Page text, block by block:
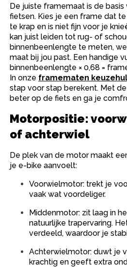
De juiste framemaat is de
fietsen. Kies je een frame dat
te krap en is niet fijn voor je
kan juist leiden tot rug- of
binnenbeenlengte te meten,
maat bij jou past. Een handige
binnenbeenlengte × 0,68 =
In onze framematen
stap voor stap berekent. Met
beter op de fiets en ga je
Motorpositie:
of achterwiel
De plek van de motor maakt
je e-bike aanvoelt:
Voorwielmotor: trekt je
vaak wat voordeliger.
Middenmotor: zit laag in
natuurlijke trapervaring.
verdeeld, waardoor je
Achterwielmotor: duwt je
krachtig en geeft extra